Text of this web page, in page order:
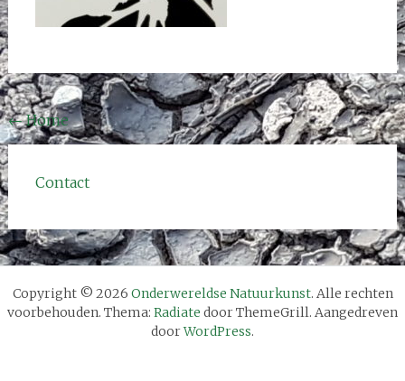
Bericht
navigatie
←Home
Contact
Copyright © 2026 Onderwereldse Natuurkunst. Alle rechten
voorbehouden. Thema: Radiate door ThemeGrill. Aangedreven
doorWordPress.